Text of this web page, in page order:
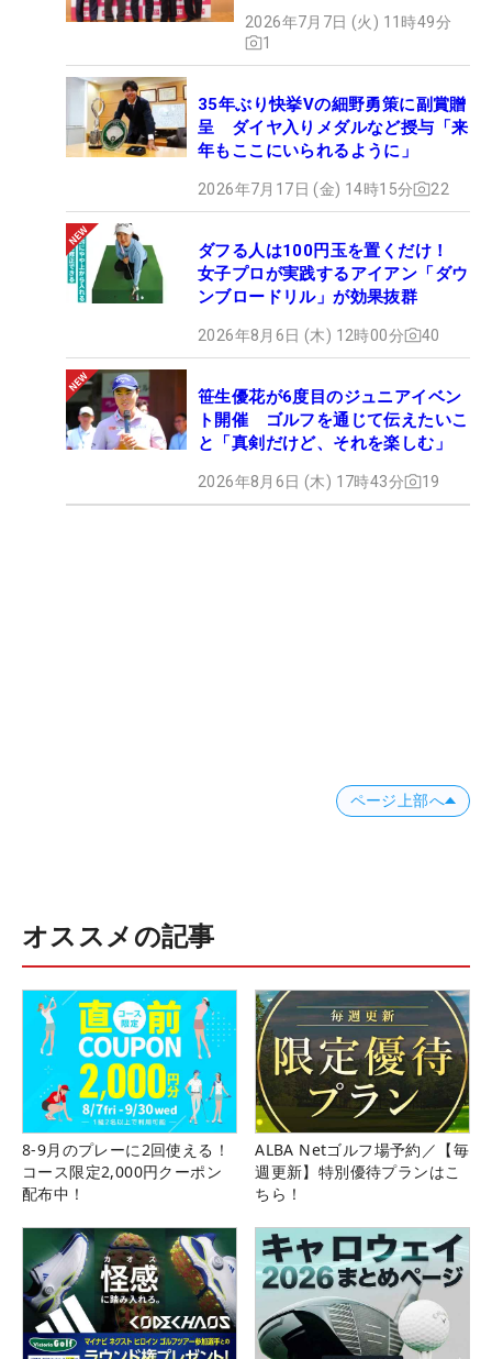
2026年7月7日 (火) 11時49分
1
35年ぶり快挙Vの細野勇策に副賞贈
呈 ダイヤ入りメダルなど授与「来
年もここにいられるように」
2026年7月17日 (金) 14時15分 22
ダフる人は100円玉を置くだけ！
女子プロが実践するアイアン「ダウ
ンブロードリル」が効果抜群
2026年8月6日 (木) 12時00分 40
笹生優花が6度目のジュニアイベン
ト開催 ゴルフを通じて伝えたいこ
と「真剣だけど、それを楽しむ」
2026年8月6日 (木) 17時43分 19
ページ上部へ
オススメの記事
8-9月のプレーに2回使える！
コース限定2,000円クーポン
配布中！
ALBA Netゴルフ場予約／【毎
週更新】特別優待プランはこ
ちら！